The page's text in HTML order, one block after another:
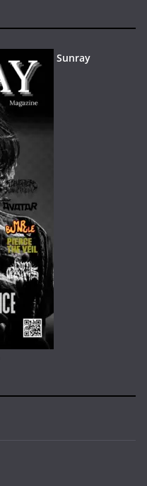
Sunray